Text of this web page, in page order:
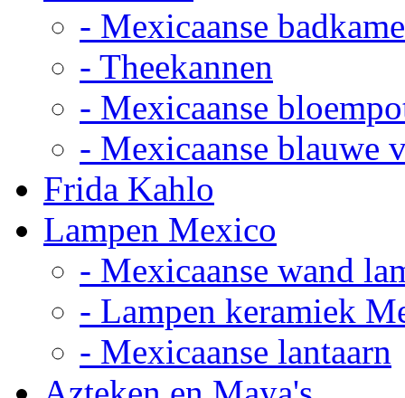
- Mexicaanse
- Theekannen
- Mexicaanse
- Mexicaanse blauwe
Frida Kahlo
Lampen Mexico
- Mexicaanse wand
- Lampen keramiek
- Mexicaanse lantaarn